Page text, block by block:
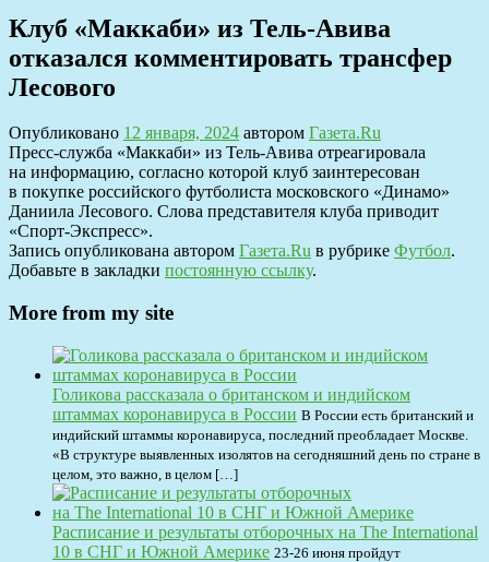
Клуб «Маккаби» из Тель-Авива
отказался комментировать трансфер
Лесового
Опубликовано 12 января, 2024 автором Газета.Ru
Пресс-служба «Маккаби» из Тель-Авива отреагировала
на информацию, согласно которой клуб заинтересован
в покупке российского футболиста московского «Динамо»
Даниила Лесового. Слова представителя клуба приводит
«Спорт-Экспресс».
Запись опубликована автором Газета.Ru в рубрике Футбол.
Добавьте в закладки постоянную ссылку.
More from my site
Голикова рассказала о британском и индийском
штаммах коронавируса в России В России есть британский и
индийский штаммы коронавируса, последний преобладает Москве.
«В структуре выявленных изолятов на сегодняшний день по стране в
целом, это важно, в целом […]
Расписание и результаты отборочных на The International
10 в СНГ и Южной Америке 23-26 июня пройдут